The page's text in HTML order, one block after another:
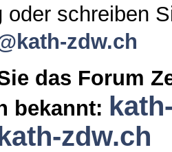
oder schreiben
zdw.ch
das Forum
bekannt:
zdw.ch